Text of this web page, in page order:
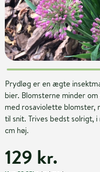
Prydløg er en ægte
bier. Blomsterne minder
med rosaviolette blomster,
til snit. Trives bedst solrigt,
cm høj.
129 kr.